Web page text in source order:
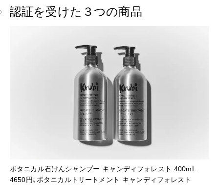
認証を受けた３つの商品
ボタニカル石けんシャンプー キャンディフォレスト 400mL
4650円、ボタニカルトリートメント キャンディフォレスト